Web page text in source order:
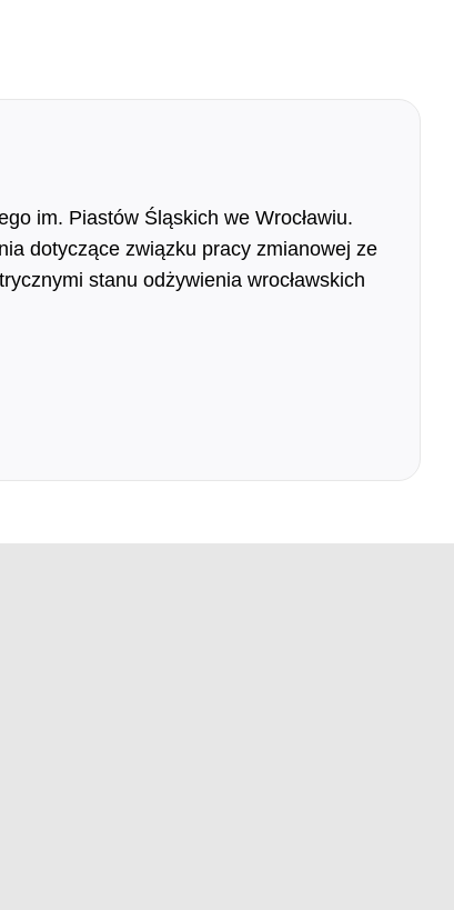
im. Piastów Śląskich we Wrocławiu.
dotyczące związku pracy zmianowej ze
stanu odżywienia wrocławskich